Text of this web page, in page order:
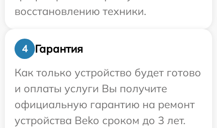
восстановлению техники.
4
Гарантия
Как только устройство будет готово
и оплаты услуги Вы получите
официальную гарантию на ремонт
устройства Beko сроком до 3 лет.